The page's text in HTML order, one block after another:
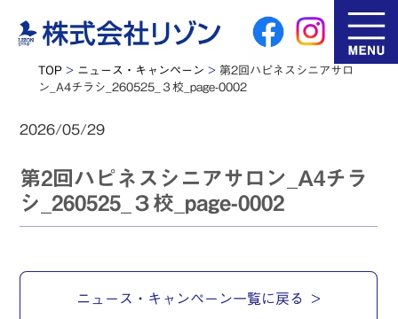
TOP > ニュース・キャンペーン >第2回ハピネスシニアサロ
ン_A4チラシ_260525_３校_page-0002
2026/05/29
第2回ハピネスシニアサロン_A4チラ
シ_260525_３校_page-0002
ニュース・キャンペーン一覧に戻る